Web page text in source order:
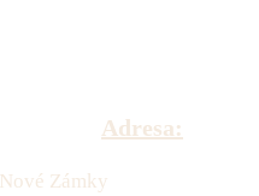
Adresa:
Nové Zámky